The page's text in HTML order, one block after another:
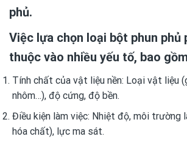
phủ.
Việc lựa chọn loại bột phun phủ
thuộc vào nhiều yếu tố, bao
Tính chất của vật liệu nền: Loại vật liệu
nhôm…), độ cứng, độ bền.
Điều kiện làm việc: Nhiệt độ, môi trường
hóa chất), lực ma sát.